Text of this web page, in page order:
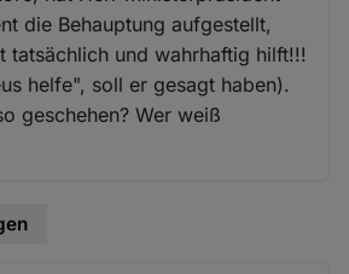
die Behauptung aufgestellt,
tatsächlich und wahrhaftig hilft!!!
helfe", soll er gesagt haben).
geschehen? Wer weiß